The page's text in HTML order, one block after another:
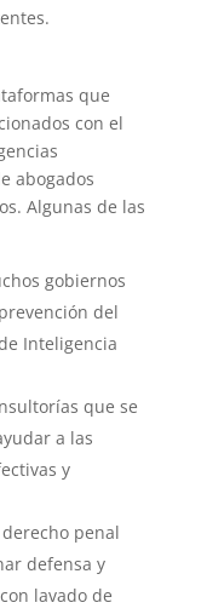
que
con el
abogados
Algunas de las
gobiernos
del
Inteligencia
que se
a las
y
penal
defensa y
lavado de